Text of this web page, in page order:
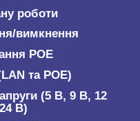
роботи
вимкнення
POE
та POE)
(5 В, 9 В, 12
В)